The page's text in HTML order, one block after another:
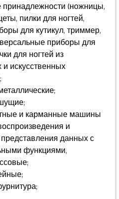
(ножницы,
пилки для ногтей,
для кутикул, триммер,
приборы для
для ногтей из
искусственных
и карманные машины
и
данных с
функциями,